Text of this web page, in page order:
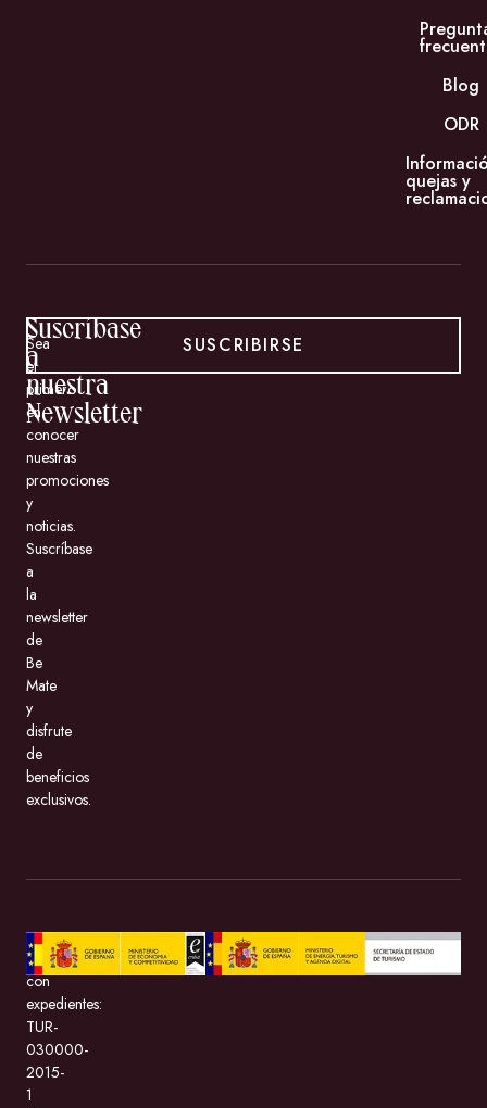
Blog
ODR
quejas y
Suscríbase
a
nuestra
Newsletter
Sea
el
primero
en
conocer
nuestras
promociones
y
noticias.
Suscríbase
a
la
newsletter
de
Be
Mate
y
disfrute
de
beneficios
exclusivos.
SUSCRIBIRSE
BeMate.com
con
expedientes:
TUR-
030000-
2015-
1